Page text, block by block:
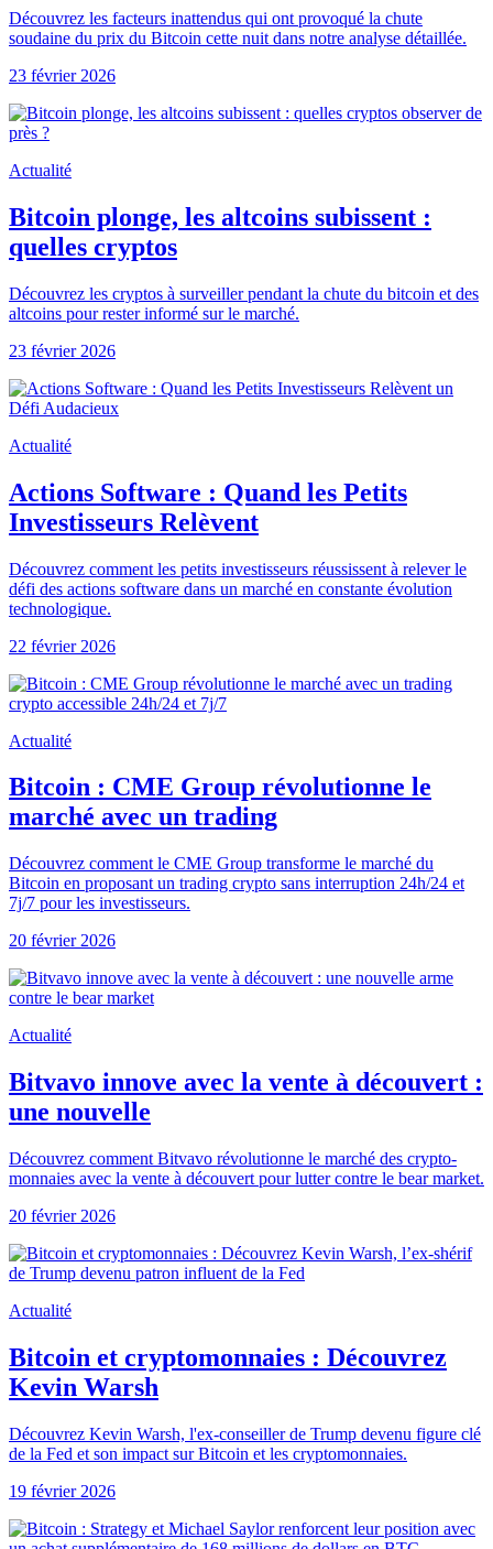
Découvrez les facteurs inattendus qui ont provoqué la chute
soudaine du prix du Bitcoin cette nuit dans notre analyse détaillée.
23 février 2026
Actualité
Bitcoin plonge, les altcoins subissent :
quelles cryptos
Découvrez les cryptos à surveiller pendant la chute du bitcoin et des
altcoins pour rester informé sur le marché.
23 février 2026
Actualité
Actions Software : Quand les Petits
Investisseurs Relèvent
Découvrez comment les petits investisseurs réussissent à relever le
défi des actions software dans un marché en constante évolution
technologique.
22 février 2026
Actualité
Bitcoin : CME Group révolutionne le
marché avec un trading
Découvrez comment le CME Group transforme le marché du
Bitcoin en proposant un trading crypto sans interruption 24h/24 et
7j/7 pour les investisseurs.
20 février 2026
Actualité
Bitvavo innove avec la vente à découvert :
une nouvelle
Découvrez comment Bitvavo révolutionne le marché des crypto-
monnaies avec la vente à découvert pour lutter contre le bear market.
20 février 2026
Actualité
Bitcoin et cryptomonnaies : Découvrez
Kevin Warsh
Découvrez Kevin Warsh, l'ex-conseiller de Trump devenu figure clé
de la Fed et son impact sur Bitcoin et les cryptomonnaies.
19 février 2026